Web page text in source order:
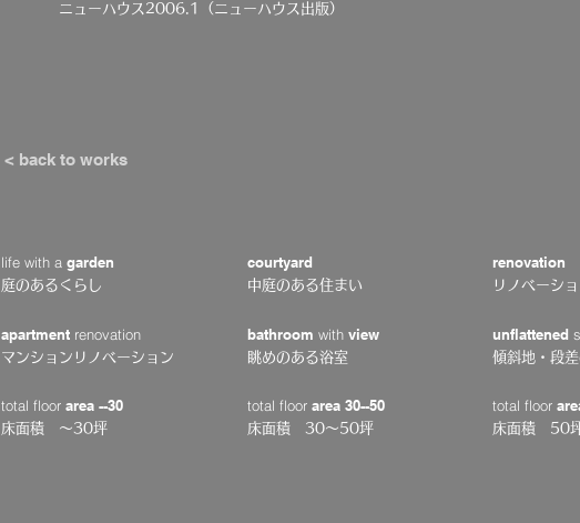
ニューハウス2006.1（ニューハウス出版）
< back to works
life with a garden
庭のあるくらし
courtyard
中庭のある住まい
renovation
リノベーシ
apartment renovation
マンションリノベーション
bathroom with view
眺めのある浴室
unflattened
傾斜地・段
total floor area --30
床面積 〜30坪
total floor area 30--50
床面積 30〜50坪
total floor
床面積 50